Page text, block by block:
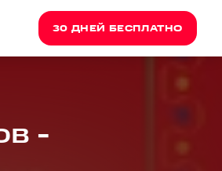
30 ДНЕЙ БЕСПЛАТНО
-